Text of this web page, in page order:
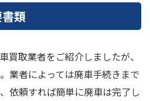
類
買取業者をご紹介しましたが、
業者によっては廃車手続きまで
依頼すれば簡単に廃車は完了し